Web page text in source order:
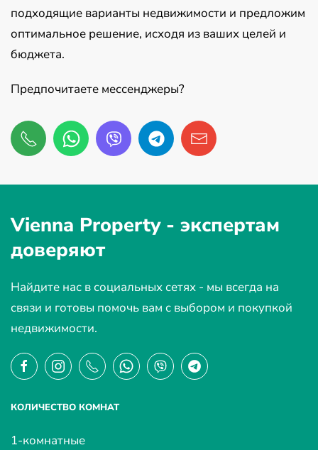
подходящие варианты недвижимости и предложим
оптимальное решение, исходя из ваших целей и
бюджета.
Предпочитаете мессенджеры?
Vienna Property - экспертам
доверяют
Найдите нас в социальных сетях - мы всегда на
связи и готовы помочь вам с выбором и покупкой
недвижимости.
КОЛИЧЕСТВО КОМНАТ
1-комнатные